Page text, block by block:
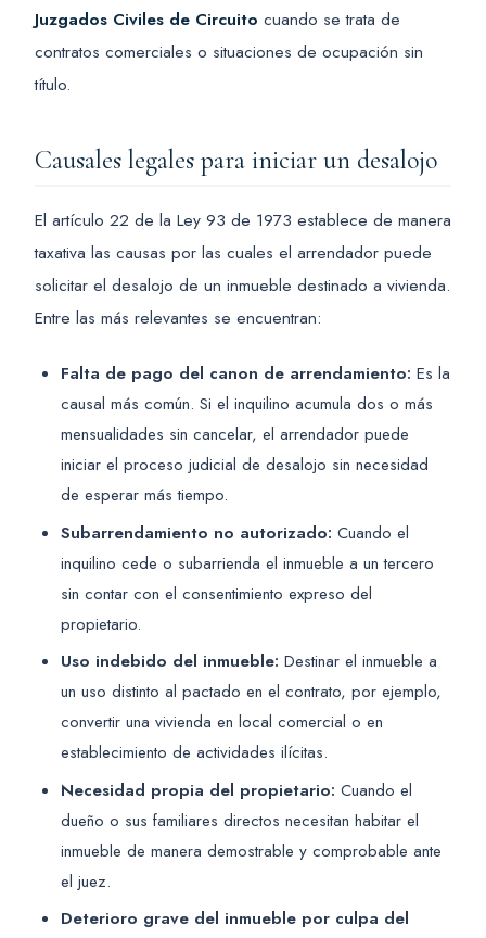
Juzgados Civiles de Circuito cuando se trata de
contratos comerciales o situaciones de ocupación sin
título.
Causales legales para iniciar un desalojo
El artículo 22 de la Ley 93 de 1973 establece de manera
taxativa las causas por las cuales el arrendador puede
solicitar el desalojo de un inmueble destinado a vivienda.
Entre las más relevantes se encuentran:
Falta de pago del canon de arrendamiento: Es la
causal más común. Si el inquilino acumula dos o más
mensualidades sin cancelar, el arrendador puede
iniciar el proceso judicial de desalojo sin necesidad
de esperar más tiempo.
Subarrendamiento no autorizado: Cuando el
inquilino cede o subarrienda el inmueble a un tercero
sin contar con el consentimiento expreso del
propietario.
Uso indebido del inmueble: Destinar el inmueble a
un uso distinto al pactado en el contrato, por ejemplo,
convertir una vivienda en local comercial o en
establecimiento de actividades ilícitas.
Necesidad propia del propietario: Cuando el
dueño o sus familiares directos necesitan habitar el
inmueble de manera demostrable y comprobable ante
el juez.
Deterioro grave del inmueble por culpa del